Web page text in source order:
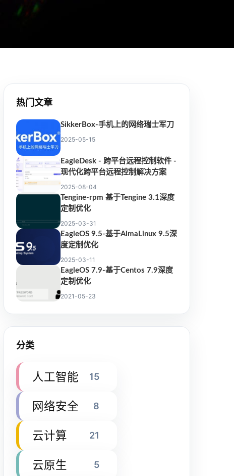
热门文章
SikkerBox-手机上的网络瑞士军刀
2025-05-15
EagleDesk - 跨平台远程控制软件 -
现代化跨平台远程控制解决方案
2025-08-04
Tengine-rpm 基于Tengine 3.1深度
定制优化
2025-03-31
EagleOS 9.5-基于AlmaLinux 9.5深
度定制优化
2025-03-11
EagleOS 7.9-基于Centos 7.9深度
定制优化
2021-05-23
分类
人工智能 15
网络安全 8
云计算 21
云原生 5